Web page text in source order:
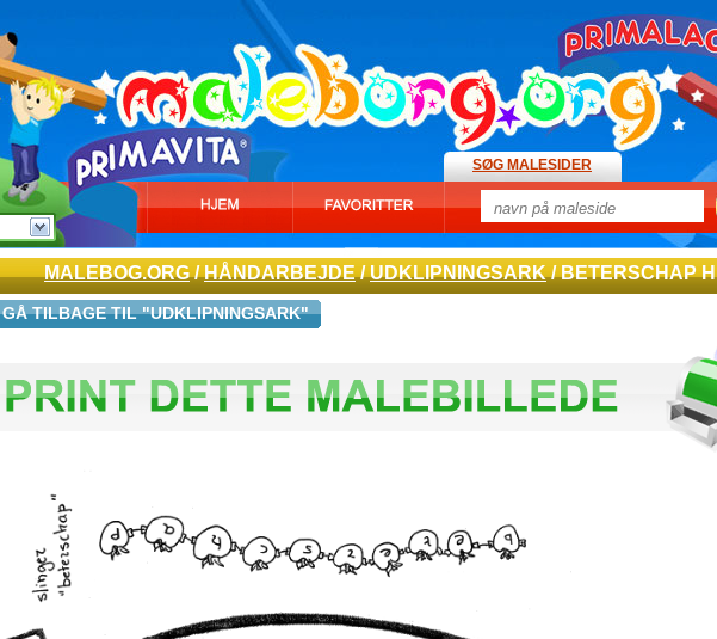
SØG MALESIDER
MALEBOG.ORG/HÅNDARBEJDE/UDKLIPNINGSARK/ BETERSCHAP H
GÅ TILBAGE TIL "UDKLIPNINGSARK"